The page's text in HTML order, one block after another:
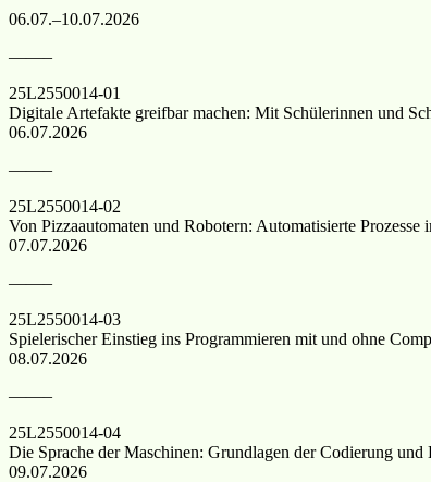
06.07.–10.07.2026
——–
25L2550014-01
Digitale Artefakte greifbar machen: Mit Schülerinnen und
06.07.2026
——–
25L2550014-02
Von Pizzaautomaten und Robotern: Automatisierte Prozesse
07.07.2026
——–
25L2550014-03
Spielerischer Einstieg ins Programmieren mit und ohne
08.07.2026
——–
25L2550014-04
Die Sprache der Maschinen: Grundlagen der Codierung und
09.07.2026